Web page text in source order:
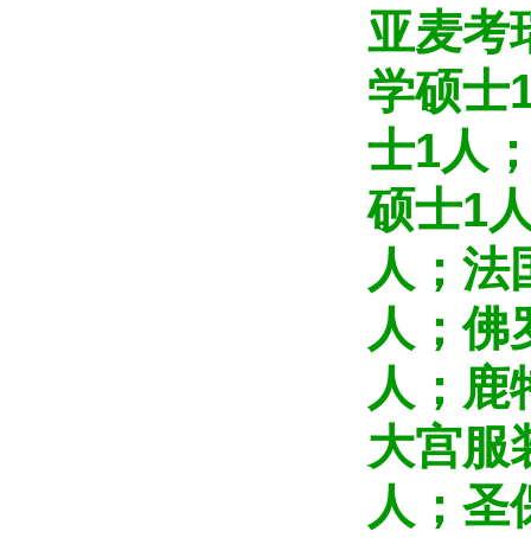
亚麦考
学硕士
士1人
硕士1
人；法
人；佛
人；鹿
大宫服
人；圣